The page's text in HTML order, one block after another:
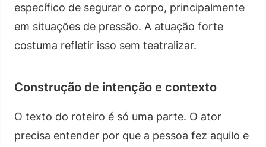
específico de segurar o corpo, principalmente
em situações de pressão. A atuação forte
costuma refletir isso sem teatralizar.
Construção de intenção e contexto
O texto do roteiro é só uma parte. O ator
precisa entender por que a pessoa fez aquilo e